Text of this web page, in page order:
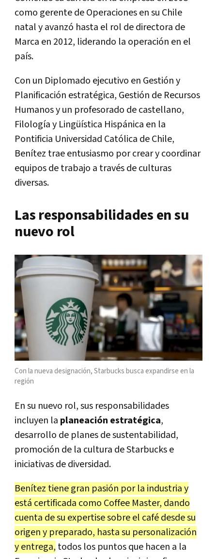
como gerente de Operaciones en su Chile
natal y avanzó hasta el rol de directora de
Marca en 2012, liderando la operación en el
país.
Con un Diplomado ejecutivo en Gestión y
Planificación estratégica, Gestión de Recursos
Humanos y un profesorado de castellano,
Filología y Lingüística Hispánica en la
Pontificia Universidad Católica de Chile,
Benítez trae entusiasmo por crear y coordinar
equipos de trabajo a través de culturas
diversas.
Las responsabilidades en su
nuevo rol
Con la nueva designación, Starbucks busca expandirse en la
región
En su nuevo rol, sus responsabilidades
incluyen la planeación estratégica,
desarrollo de planes de sustentabilidad,
promoción de la cultura de Starbucks e
iniciativas de diversidad.
Benítez tiene gran pasión por la industria y
está certificada como Coffee Master, dando
cuenta de su expertise sobre el café desde su
origen y preparado, hasta su personalización
y entrega, todos los puntos que hacen a la